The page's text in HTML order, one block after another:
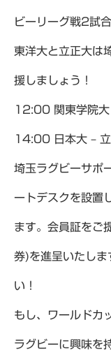
ビーリーグ戦2試
東洋大と立正大は
援しましょう！
12:00 関東学院大
14:00 日本大 –
埼玉ラグビーサポ
ートデスクを設置
ます。会員証をご
券)を進呈いたしま
い！
もし、ワールドカ
ラグビーに興味を